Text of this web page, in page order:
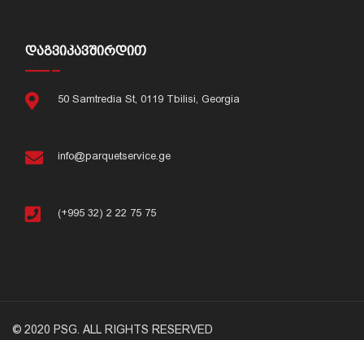
ᲓᲐᲒᲕᲘᲙᲐᲕᲨᲘᲠᲓᲘᲗ
50 Samtredia St, 0119 Tbilisi, Georgia
info@parquetservice.ge
(+995 32) 2 22 75 75
© 2020 PSG. ALL RIGHTS RESERVED